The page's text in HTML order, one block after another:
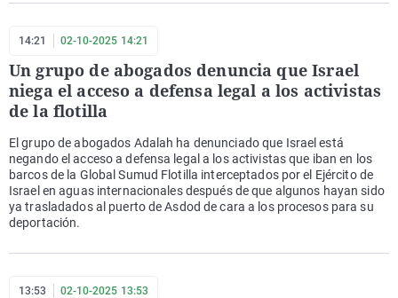
14:21 02-10-2025 14:21
Un grupo de abogados denuncia que Israel
niega el acceso a defensa legal a los activistas
de la flotilla
El grupo de abogados Adalah ha denunciado que Israel está
negando el acceso a defensa legal a los activistas que iban en los
barcos de la Global Sumud Flotilla interceptados por el Ejército de
Israel en aguas internacionales después de que algunos hayan sido
ya trasladados al puerto de Asdod de cara a los procesos para su
deportación.
13:53 02-10-2025 13:53